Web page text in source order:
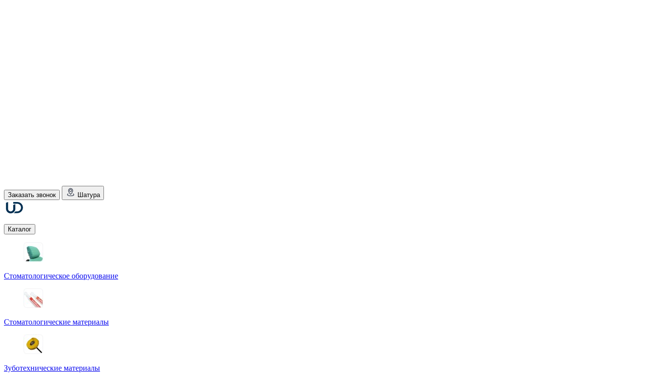
Заказать звонок Шатура
Каталог
Стоматологическое оборудование
Стоматологические материалы
Зуботехнические материалы